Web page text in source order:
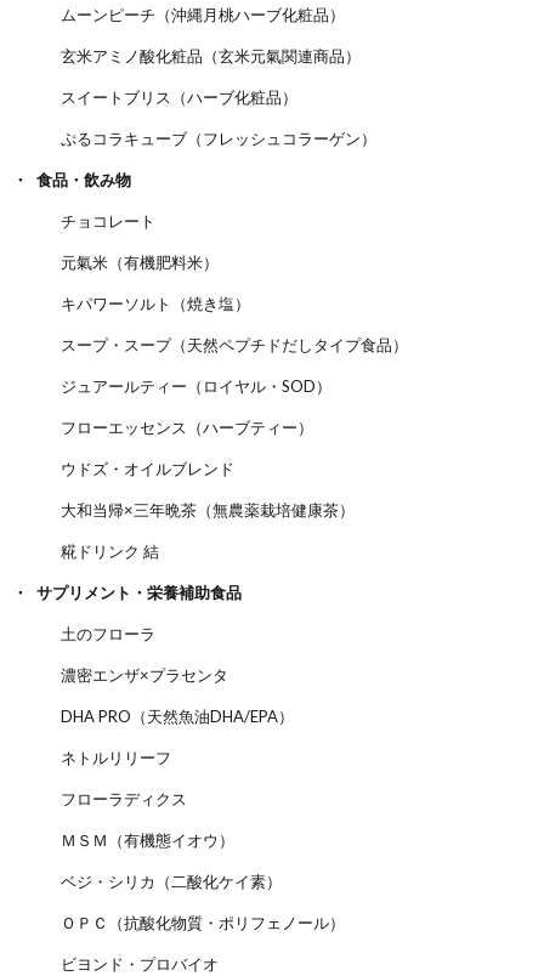
ムーンピーチ（沖縄月桃ハーブ化粧品）
玄米アミノ酸化粧品（玄米元氣関連商品）
スイートブリス（ハーブ化粧品）
ぷるコラキューブ（フレッシュコラーゲン）
食品・飲み物
チョコレート
元氣米（有機肥料米）
キパワーソルト（焼き塩）
スープ・スープ（天然ペプチドだしタイプ食品）
ジュアールティー（ロイヤル・SOD）
フローエッセンス（ハーブティー）
ウドズ・オイルブレンド
大和当帰×三年晩茶（無農薬栽培健康茶）
糀ドリンク 結
サプリメント・栄養補助食品
土のフローラ
濃密エンザ×プラセンタ
DHA PRO（天然魚油DHA/EPA）
ネトルリリーフ
フローラディクス
ＭＳＭ（有機態イオウ）
ベジ・シリカ（二酸化ケイ素）
ＯＰＣ（抗酸化物質・ポリフェノール）
ビヨンド・プロバイオ